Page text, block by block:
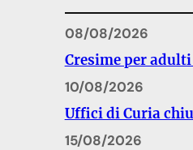
08/08/2026
Cresime per
10/08/2026
Uffici di Curia
15/08/2026